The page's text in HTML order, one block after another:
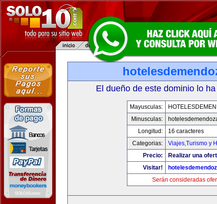
El dueño de este dominio lo
Mayusculas:
Minusculas:
Longitud:
16 caracteres
Categorias:
Viajes,Turismo y
Precio:
Realizar una
Visitar!
Serán consideradas